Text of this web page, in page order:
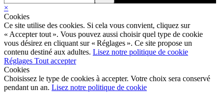
×
Cookies
Ce site utilise des cookies. Si cela vous convient, cliquez sur
« Accepter tout ». Vous pouvez aussi choisir quel type de cookie
vous désirez en cliquant sur « Réglages ». Ce site propose un
contenu destiné aux adultes. Lisez notre politique de cookie
Réglages Tout accepter
Cookies
Choisissez le type de cookies à accepter. Votre choix sera conservé
pendant un an. Lisez notre politique de cookie